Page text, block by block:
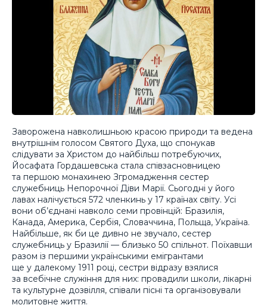
Заворожена навколишньою красою природи та ведена
внутрішнім голосом Святого Духа, що спонукав
слідувати за Христом до найбільш потребуючих,
Йосафата Гордашевська стала співзасновницею
та першою монахинею Згромадження сестер
служебниць Непорочної Діви Марії. Сьогодні у його
лавах налічується 572 членкинь у 17 країнах світу. Усі
вони об’єднані навколо семи провінцій: Бразилія,
Канада, Америка, Сербія, Словаччина, Польща, Україна.
Найбільше, як би це дивно не звучало, сестер
служебниць у Бразилії — близько 50 спільнот. Поїхавши
разом із першими українськими емігрантами
ще у далекому 1911 році, сестри відразу взялися
за всебічне служіння для них: провадили школи, лікарні
та культурне дозвілля, співали пісні та організовували
молитовне життя.